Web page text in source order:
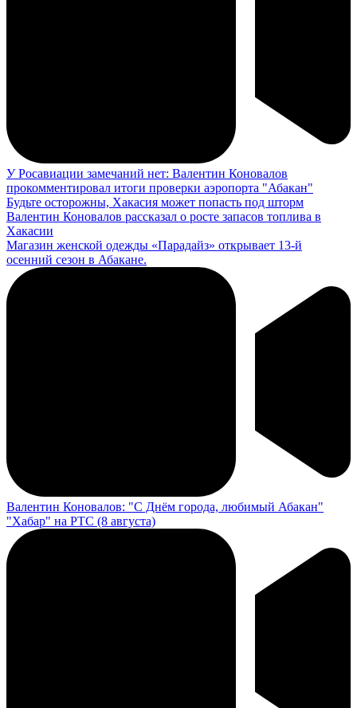
У Росавиации замечаний нет: Валентин Коновалов
прокомментировал итоги проверки аэропорта "Абакан"
Будьте осторожны, Хакасия может попасть под шторм
Валентин Коновалов рассказал о росте запасов топлива в
Хакасии
Магазин женской одежды «Парадайз» открывает 13-й
осенний сезон в Абакане.
Валентин Коновалов: "С Днём города, любимый Абакан"
"Хабар" на РТС (8 августа)